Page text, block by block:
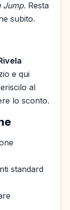
Jump. Resta
subito.
e qui
al
lo sconto.
standard